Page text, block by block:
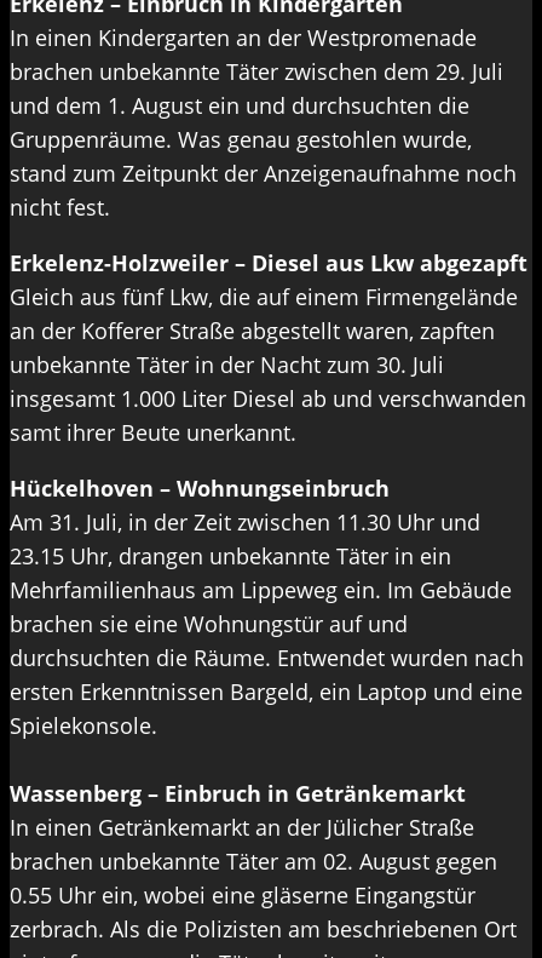
In einen Kindergarten an der Westpromenade
brachen unbekannte Täter zwischen dem 29. Juli
und dem 1. August ein und durchsuchten die
Gruppenräume. Was genau gestohlen wurde,
stand zum Zeitpunkt der Anzeigenaufnahme noch
nicht fest.
Erkelenz-Holzweiler – Diesel aus Lkw abgezapft
Gleich aus fünf Lkw, die auf einem Firmengelände
an der Kofferer Straße abgestellt waren, zapften
unbekannte Täter in der Nacht zum 30. Juli
insgesamt 1.000 Liter Diesel ab und verschwanden
samt ihrer Beute unerkannt.
Hückelhoven – Wohnungseinbruch
Am 31. Juli, in der Zeit zwischen 11.30 Uhr und
23.15 Uhr, drangen unbekannte Täter in ein
Mehrfamilienhaus am Lippeweg ein. Im Gebäude
brachen sie eine Wohnungstür auf und
durchsuchten die Räume. Entwendet wurden nach
ersten Erkenntnissen Bargeld, ein Laptop und eine
Spielekonsole.
Wassenberg – Einbruch in Getränkemarkt
In einen Getränkemarkt an der Jülicher Straße
brachen unbekannte Täter am 02. August gegen
0.55 Uhr ein, wobei eine gläserne Eingangstür
zerbrach. Als die Polizisten am beschriebenen Ort